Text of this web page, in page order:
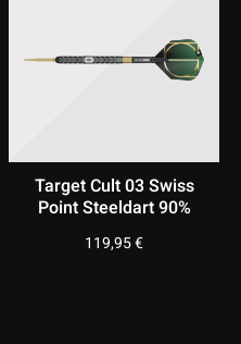
Level bringen wollen.
Target Cult 03 Swiss
Point Steeldart 90%
119,95€